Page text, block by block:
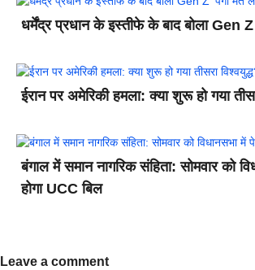
धर्मेंद्र प्रधान के इस्तीफे के बाद बोला Gen Z
ईरान पर अमेरिकी हमला: क्या शुरू हो गया
बंगाल में समान नागरिक संहिता: सोमवार को
होगा UCC बिल
Leave a comment